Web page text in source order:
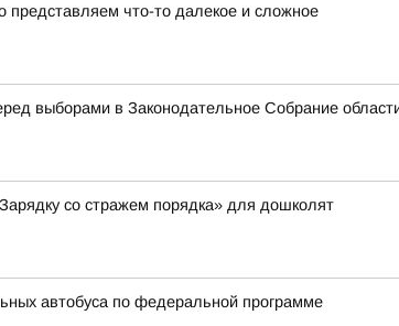
что-то далекое и сложное
выборами в Законодательное Собрание
со стражем порядка» для дошколят
автобуса по федеральной программе